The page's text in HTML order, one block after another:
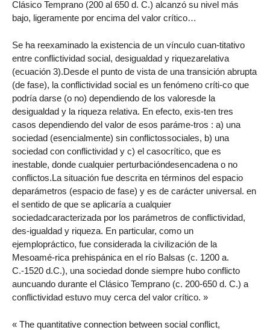
Clásico Temprano (200 al 650 d. C.) alcanzó su nivel más
bajo, ligeramente por encima del valor crítico…
Se ha reexaminado la existencia de un vínculo cuan-titativo
entre conflictividad social, desigualdad y riquezarelativa
(ecuación 3).Desde el punto de vista de una transición abrupta
(de fase), la conflictividad social es un fenómeno críti-co que
podría darse (o no) dependiendo de los valoresde la
desigualdad y la riqueza relativa. En efecto, exis-ten tres
casos dependiendo del valor de esos paráme-tros : a) una
sociedad (esencialmente) sin conflictossociales, b) una
sociedad con conflictividad y c) el casocrítico, que es
inestable, donde cualquier perturbacióndesencadena o no
conflictos.La situación fue descrita en términos del espacio
deparámetros (espacio de fase) y es de carácter universal. en
el sentido de que se aplicaría a cualquier
sociedadcaracterizada por los parámetros de conflictividad,
des-igualdad y riqueza. En particular, como un
ejemplopráctico, fue considerada la civilización de la
Mesoamé-rica prehispánica en el río Balsas (c. 1200 a.
C.-1520 d.C.), una sociedad donde siempre hubo conflicto
auncuando durante el Clásico Temprano (c. 200-650 d. C.) a
conflictividad estuvo muy cerca del valor crítico. »
« The quantitative connection between social conflict,